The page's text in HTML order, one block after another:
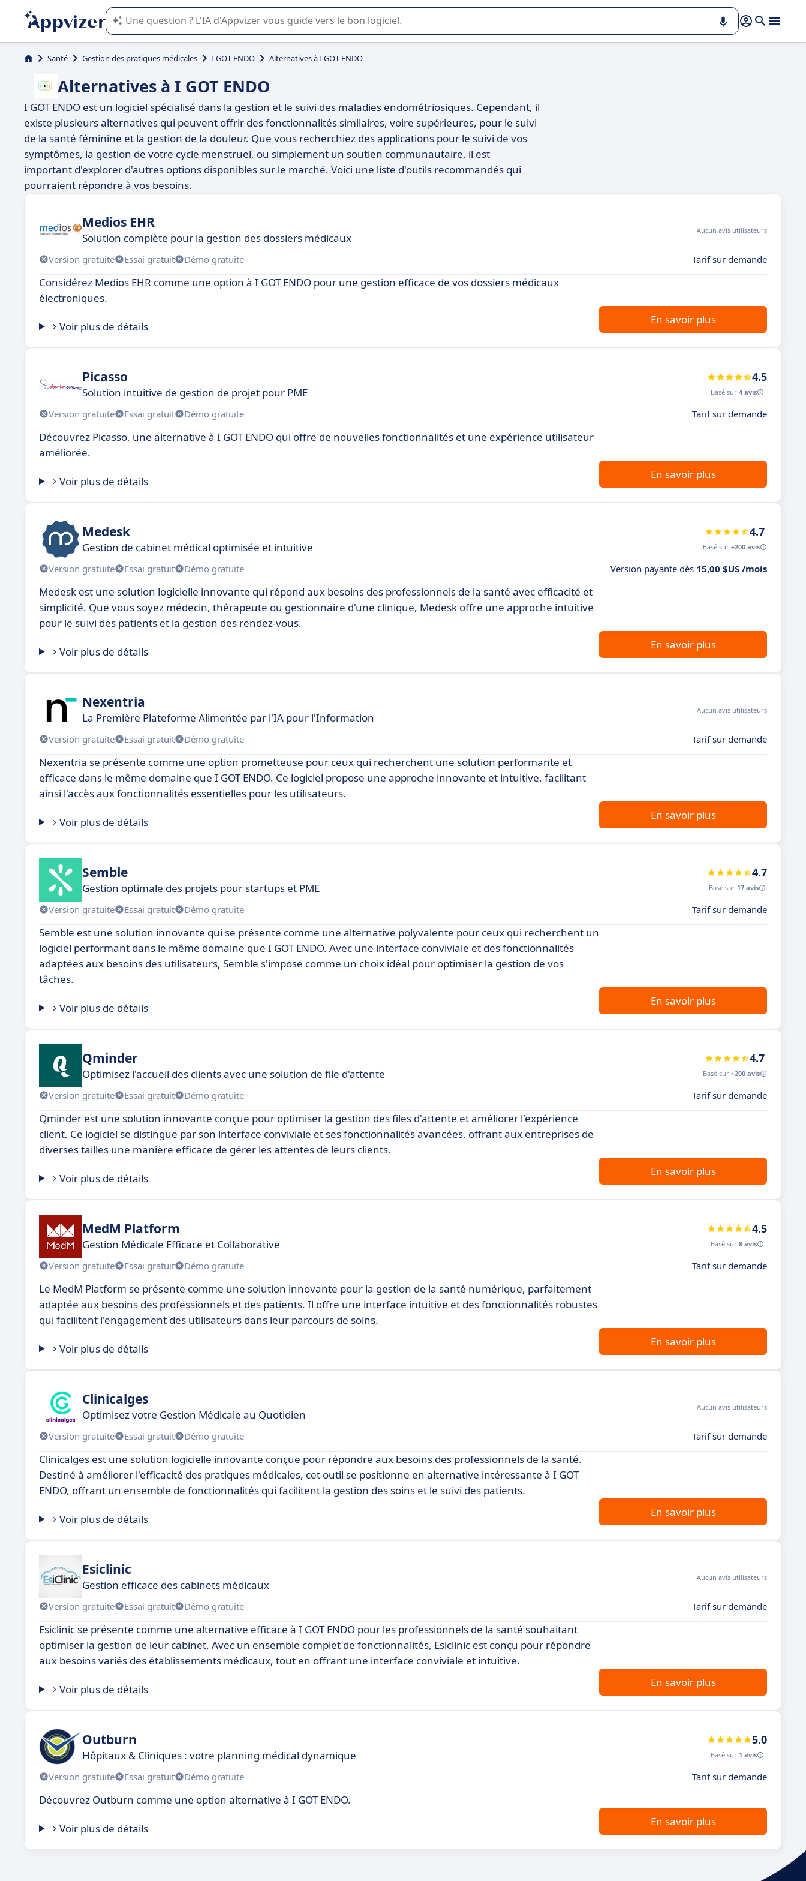
L'IA de Appvizer vous guide dans l'utilisation ou la sélection de logiciel SaaS en entreprise.
Santé Gestion des pratiques médicales I GOT ENDO Alternatives à I GOT ENDO
Alternatives à I GOT ENDO
I GOT ENDO est un logiciel spécialisé dans la gestion et le suivi des maladies endométriosiques. Cependant, il
existe plusieurs alternatives qui peuvent offrir des fonctionnalités similaires, voire supérieures, pour le suivi
de la santé féminine et la gestion de la douleur. Que vous recherchiez des applications pour le suivi de vos
symptômes, la gestion de votre cycle menstruel, ou simplement un soutien communautaire, il est
important d'explorer d'autres options disponibles sur le marché. Voici une liste d'outils recommandés qui
pourraient répondre à vos besoins.
Medios EHR
Solution complète pour la gestion des dossiers médicaux
Aucun avis utilisateurs
Version gratuite Essai gratuit Démo gratuite Tarif sur demande
Considérez Medios EHR comme une option à I GOT ENDO pour une gestion efficace de vos dossiers médicaux
électroniques.
Voir plus de détails
En savoir plus
Picasso
Solution intuitive de gestion de projet pour PME
4.5
Basé sur 4 avis
Version gratuite Essai gratuit Démo gratuite Tarif sur demande
Découvrez Picasso, une alternative à I GOT ENDO qui offre de nouvelles fonctionnalités et une expérience utilisateur
améliorée.
Voir plus de détails
En savoir plus
Medesk
Gestion de cabinet médical optimisée et intuitive
4.7
Basé sur +200 avis
Version gratuite Essai gratuit Démo gratuite Version payante dès 15,00 $US /mois
Medesk est une solution logicielle innovante qui répond aux besoins des professionnels de la santé avec efficacité et
simplicité. Que vous soyez médecin, thérapeute ou gestionnaire d'une clinique, Medesk offre une approche intuitive
pour le suivi des patients et la gestion des rendez-vous.
Voir plus de détails
En savoir plus
Nexentria
La Première Plateforme Alimentée par l'IA pour l'Information
Aucun avis utilisateurs
Version gratuite Essai gratuit Démo gratuite Tarif sur demande
Nexentria se présente comme une option prometteuse pour ceux qui recherchent une solution performante et
efficace dans le même domaine que I GOT ENDO. Ce logiciel propose une approche innovante et intuitive, facilitant
ainsi l'accès aux fonctionnalités essentielles pour les utilisateurs.
Voir plus de détails
En savoir plus
Semble
Gestion optimale des projets pour startups et PME
4.7
Basé sur 17 avis
Version gratuite Essai gratuit Démo gratuite Tarif sur demande
Semble est une solution innovante qui se présente comme une alternative polyvalente pour ceux qui recherchent un
logiciel performant dans le même domaine que I GOT ENDO. Avec une interface conviviale et des fonctionnalités
adaptées aux besoins des utilisateurs, Semble s'impose comme un choix idéal pour optimiser la gestion de vos
tâches.
Voir plus de détails
En savoir plus
Qminder
Optimisez l'accueil des clients avec une solution de file d'attente
4.7
Basé sur +200 avis
Version gratuite Essai gratuit Démo gratuite Tarif sur demande
Qminder est une solution innovante conçue pour optimiser la gestion des files d'attente et améliorer l'expérience
client. Ce logiciel se distingue par son interface conviviale et ses fonctionnalités avancées, offrant aux entreprises de
diverses tailles une manière efficace de gérer les attentes de leurs clients.
Voir plus de détails
En savoir plus
MedM Platform
Gestion Médicale Efficace et Collaborative
4.5
Basé sur 8 avis
Version gratuite Essai gratuit Démo gratuite Tarif sur demande
Le MedM Platform se présente comme une solution innovante pour la gestion de la santé numérique, parfaitement
adaptée aux besoins des professionnels et des patients. Il offre une interface intuitive et des fonctionnalités robustes
qui facilitent l'engagement des utilisateurs dans leur parcours de soins.
Voir plus de détails
En savoir plus
Clinicalges
Optimisez votre Gestion Médicale au Quotidien
Aucun avis utilisateurs
Version gratuite Essai gratuit Démo gratuite Tarif sur demande
Clinicalges est une solution logicielle innovante conçue pour répondre aux besoins des professionnels de la santé.
Destiné à améliorer l'efficacité des pratiques médicales, cet outil se positionne en alternative intéressante à I GOT
ENDO, offrant un ensemble de fonctionnalités qui facilitent la gestion des soins et le suivi des patients.
Voir plus de détails
En savoir plus
Esiclinic
Gestion efficace des cabinets médicaux
Aucun avis utilisateurs
Version gratuite Essai gratuit Démo gratuite Tarif sur demande
Esiclinic se présente comme une alternative efficace à I GOT ENDO pour les professionnels de la santé souhaitant
optimiser la gestion de leur cabinet. Avec un ensemble complet de fonctionnalités, Esiclinic est conçu pour répondre
aux besoins variés des établissements médicaux, tout en offrant une interface conviviale et intuitive.
Voir plus de détails
En savoir plus
Outburn
Hôpitaux & Cliniques : votre planning médical dynamique
5.0
Basé sur 1 avis
Version gratuite Essai gratuit Démo gratuite Tarif sur demande
Découvrez Outburn comme une option alternative à I GOT ENDO.
Voir plus de détails
En savoir plus